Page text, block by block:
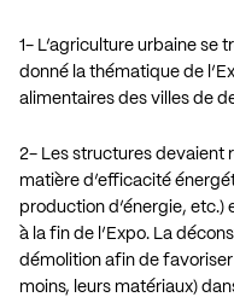
1- L’agriculture urbaine se
donné la thématique de
alimentaires des villes de
2- Les structures devaient
matière d’efficacité
production d’énergie,
à la fin de l’Expo. La
démolition afin de
moins, leurs matériaux)